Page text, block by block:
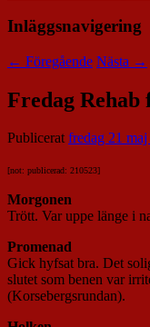
Inläggsnavigering
← Föregående Nästa →
Fredag Rehab
Publiceratfredag 21 maj
[not: publicerad: 210523]
Morgonen
Trött. Var uppe länge i
Promenad
Gick hyfsat bra. Det
slutet som benen var
(Korsebergsrundan).